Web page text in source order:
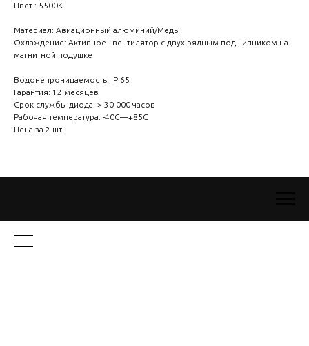
Цвет : 5500K
Материал: Авиационный алюминий/Медь
Охлаждение: Активное - вентилятор с двух рядным подшипником на
магнитной подушке
Водонепроницаемость: IP 65
Гарантия: 12 месяцев
Срок службы диода: > 30 000 часов
Рабочая температура: -40C—+85C
Цена за 2 шт.